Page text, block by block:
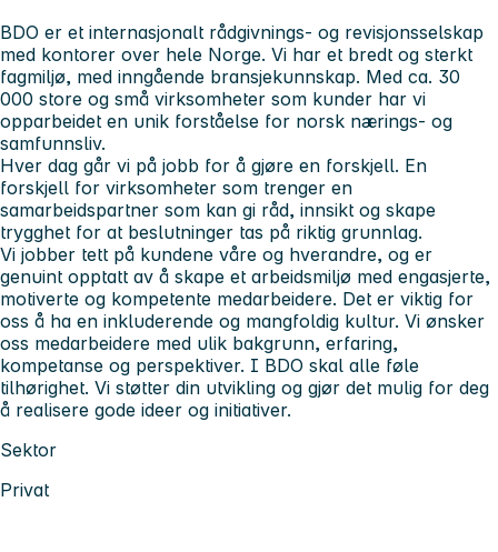
BDO er et internasjonalt rådgivnings- og revisjonsselskap
med kontorer over hele Norge. Vi har et bredt og sterkt
fagmiljø, med inngående bransjekunnskap. Med ca. 30
000 store og små virksomheter som kunder har vi
opparbeidet en unik forståelse for norsk nærings- og
samfunnsliv.
Hver dag går vi på jobb for å gjøre en forskjell. En
forskjell for virksomheter som trenger en
samarbeidspartner som kan gi råd, innsikt og skape
trygghet for at beslutninger tas på riktig grunnlag.
Vi jobber tett på kundene våre og hverandre, og er
genuint opptatt av å skape et arbeidsmiljø med engasjerte,
motiverte og kompetente medarbeidere. Det er viktig for
oss å ha en inkluderende og mangfoldig kultur. Vi ønsker
oss medarbeidere med ulik bakgrunn, erfaring,
kompetanse og perspektiver. I BDO skal alle føle
tilhørighet. Vi støtter din utvikling og gjør det mulig for deg
å realisere gode ideer og initiativer.
Sektor
Privat